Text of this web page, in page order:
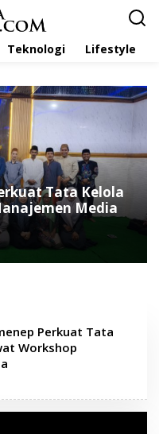
Teknologi Lifestyle
Tata Kelola
Media
Perkuat Tata
Workshop